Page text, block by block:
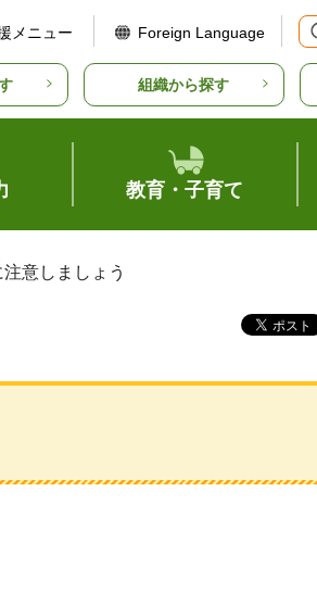
メニュー Foreign Language
組織から探す
教育・子育て
意しましょう